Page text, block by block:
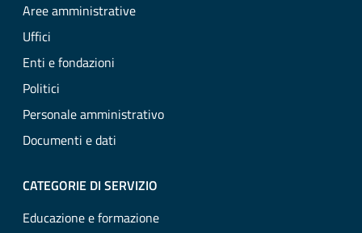
Aree amministrative
Uffici
Enti e fondazioni
Politici
Personale amministrativo
Documenti e dati
CATEGORIE DI SERVIZIO
Educazione e formazione